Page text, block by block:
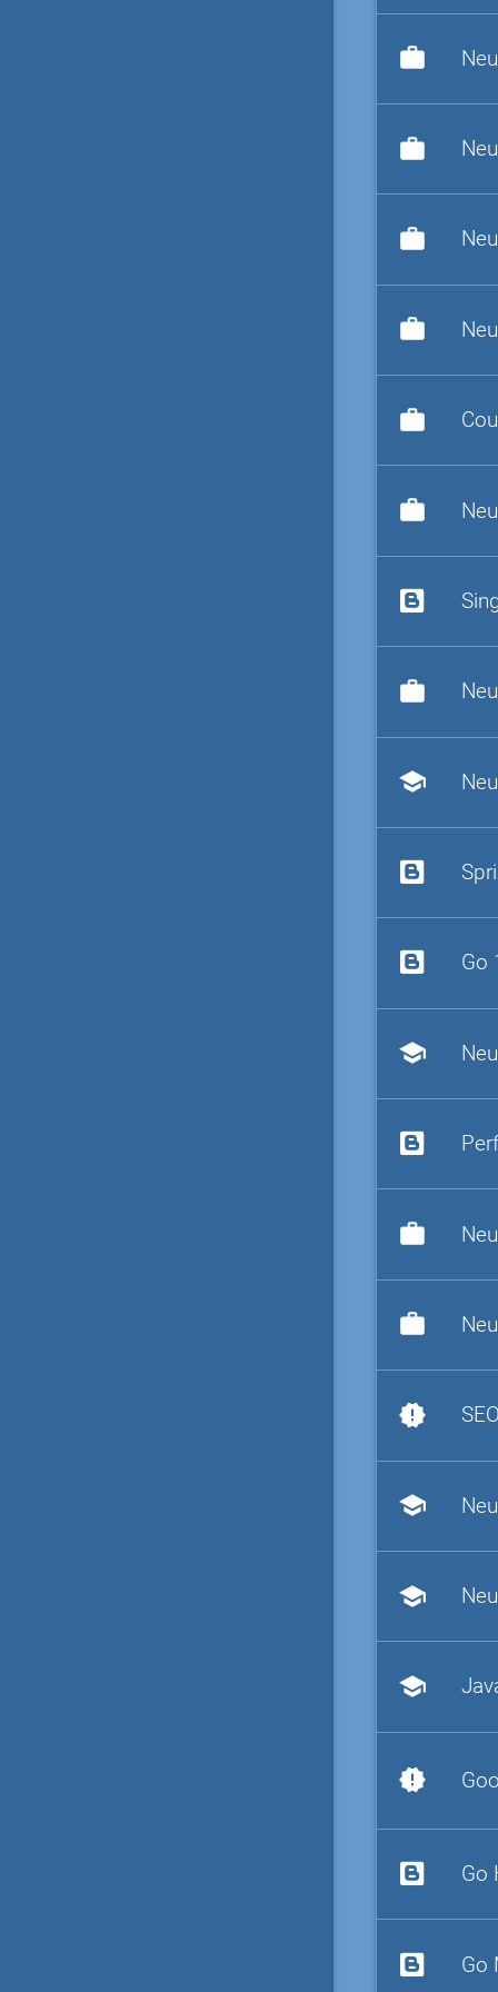
work
work
work
work
work
work
work
school
Go
school
work
work
new_releases
school
school
school
new_releases
Go
Go